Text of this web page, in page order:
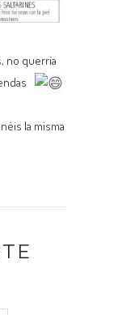
no querría
la misma